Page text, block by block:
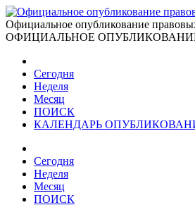
Официальное опубликование
ОФИЦИАЛЬНОЕ
Сегодня
Неделя
Месяц
ПОИСК
КАЛЕНДАРЬ
Сегодня
Неделя
Месяц
ПОИСК